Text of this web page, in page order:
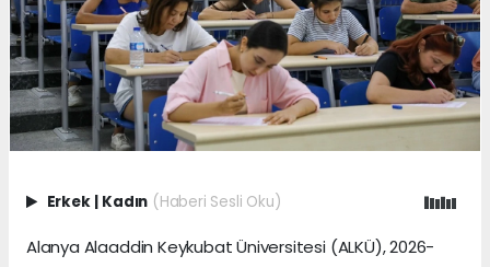
Erkek Kadın (Haberi Sesli Oku)
Alanya Alaaddin Keykubat Üniversitesi (ALKÜ), 2026-